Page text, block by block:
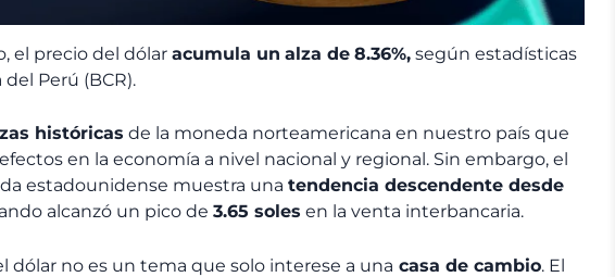
el precio del dólar acumula un alza de 8.36%, según estadísticas
Perú (BCR).
históricas de la moneda norteamericana en nuestro país que
en la economía a nivel nacional y regional. Sin embargo, el
estadounidense muestra una tendencia descendente desde
alcanzó un pico de 3.65 soles en la venta interbancaria.
dólar no es un tema que solo interese a una casa de cambio. El